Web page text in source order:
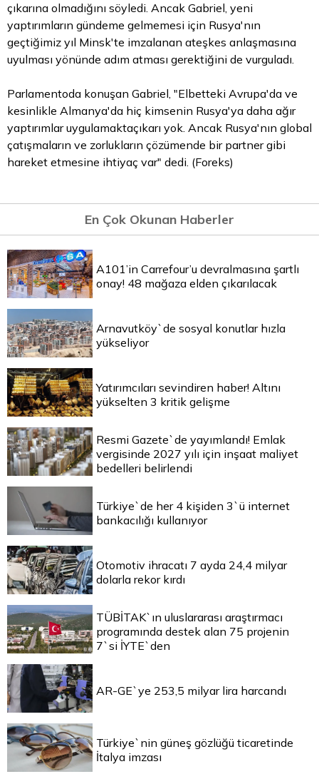
çıkarına olmadığını söyledi. Ancak Gabriel, yeni
yaptırımların gündeme gelmemesi için Rusya'nın
geçtiğimiz yıl Minsk'te imzalanan ateşkes anlaşmasına
uyulması yönünde adım atması gerektiğini de vurguladı.
Parlamentoda konuşan Gabriel, "Elbetteki Avrupa'da ve
kesinlikle Almanya'da hiç kimsenin Rusya'ya daha ağır
yaptırımlar uygulamaktaçıkarı yok. Ancak Rusya'nın global
çatışmaların ve zorlukların çözümende bir partner gibi
hareket etmesine ihtiyaç var" dedi. (Foreks)
En Çok Okunan Haberler
A101’in Carrefour’u devralmasına şartlı
onay! 48 mağaza elden çıkarılacak
Arnavutköy`de sosyal konutlar hızla
yükseliyor
Yatırımcıları sevindiren haber! Altını
yükselten 3 kritik gelişme
Resmi Gazete`de yayımlandı! Emlak
vergisinde 2027 yılı için inşaat maliyet
bedelleri belirlendi
Türkiye`de her 4 kişiden 3`ü internet
bankacılığı kullanıyor
Otomotiv ihracatı 7 ayda 24,4 milyar
dolarla rekor kırdı
TÜBİTAK`ın uluslararası araştırmacı
programında destek alan 75 projenin
7`si İYTE`den
AR-GE`ye 253,5 milyar lira harcandı
Türkiye`nin güneş gözlüğü ticaretinde
İtalya imzası